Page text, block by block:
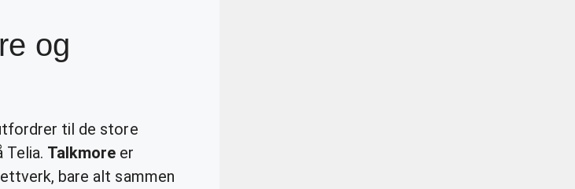
og
til de store
Telia. Talkmore er
bare alt sammen